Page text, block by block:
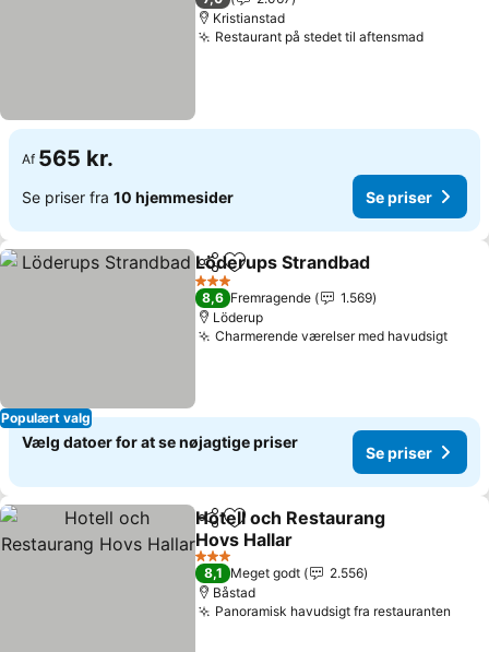
Kristianstad
Restaurant på stedet til aftensmadSe
Af 565 kr.
Se priser fra 10 hjemmesider Se priser
Populært valg
Del Føj til favoritter
Löderups Strandbad
3 Stjerner
8,6 Fremragende
1.569
Löderup
Charmerende værelser med havudsigtSe
Vælg datoer for at se nøjagtige priser
Se priser
Del Føj til favoritter
Hotell och Restaurang
Hovs Hallar
Se priser
3 Stjerner
8,1 Meget godt
2.556
Båstad
Panoramisk havudsigt fra restauranten